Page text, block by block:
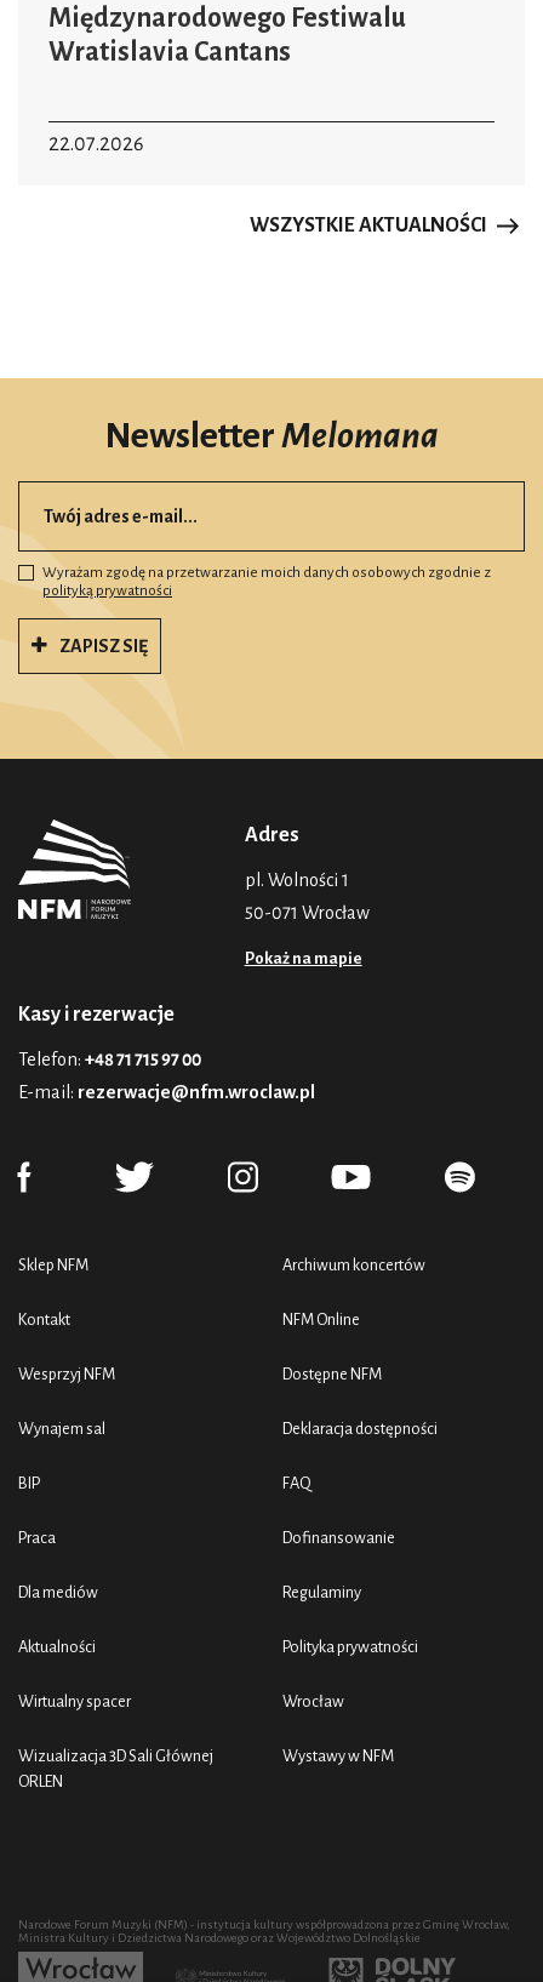
Międzynarodowego Festiwalu
Wratislavia Cantans
22.07.2026
WSZYSTKIE AKTUALNOŚCI
NewsletterMelomana
Wyrażam zgodę na przetwarzanie moich danych osobowych zgodnie z
polityką prywatności
ZAPISZ SIĘ
Adres
pl. Wolności 1
50-071 Wrocław
Pokaż na mapie
Kasy i rezerwacje
Telefon: +48 71 715 97 00
E-mail: rezerwacje@nfm.wroclaw.pl
Sklep NFM
Kontakt
Wesprzyj NFM
Wynajem sal
BIP
Praca
Dla mediów
Aktualności
Wirtualny spacer
Wizualizacja 3D Sali Głównej
ORLEN
Archiwum koncertów
NFM Online
Dostępne NFM
Deklaracja dostępności
FAQ
Dofinansowanie
Regulaminy
Polityka prywatności
Wrocław
Wystawy w NFM
Narodowe Forum Muzyki (NFM) - instytucja kultury współprowadzona przez Gminę Wrocław,
Ministra Kultury i Dziedzictwa Narodowego oraz Województwo Dolnośląskie